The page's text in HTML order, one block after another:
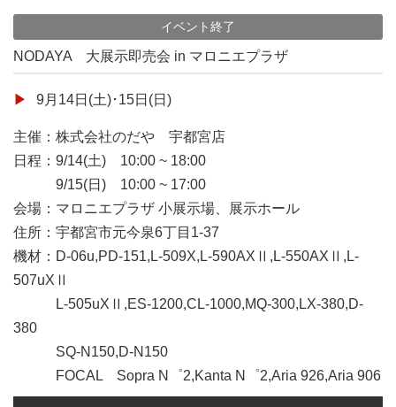
イベント終了
NODAYA 大展示即売会 in マロニエプラザ
9月14日(土)･15日(日)
主催：株式会社のだや 宇都宮店
日程：9/14(土) 10:00 ~ 18:00
9/15(日) 10:00 ~ 17:00
会場：マロニエプラザ 小展示場、展示ホール
住所：宇都宮市元今泉6丁目1-37
機材：D-06u,PD-151,L-509X,L-590AXⅡ,L-550AXⅡ,L-
507uXⅡ
L-505uXⅡ,ES-1200,CL-1000,MQ-300,LX-380,D-
380
SQ-N150,D-N150
FOCAL Sopra N゜2,Kanta N゜2,Aria 926,Aria 906